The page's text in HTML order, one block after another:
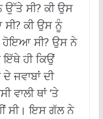
ਉੱਤੇ ਸੀ? ਕੀ ਉਸ
ਕੀ ਉਸ ਨੂੰ
ਹੋਇਆ ਸੀ? ਉਸ ਨੇ
ਇੱਥੇ ਹੀ ਕਿਉਂ
ਜਵਾਬਾਂ ਦੀ
ਥਾਂ ‘ਤੇ
ਸੀ। ਇਸ ਗੱਲ ਨੇ